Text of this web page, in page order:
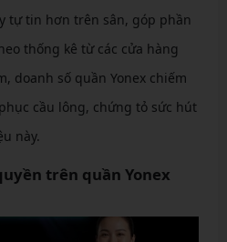
tự tin hơn trên sân, góp phần
thống kê từ các cửa hàng
doanh số quần Yonex chiếm
cầu lông, chứng tỏ sức hút
này.
trên quần Yonex